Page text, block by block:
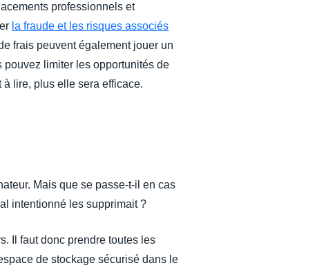
professionnels et
la fraude et les risques associés
frais peuvent également jouer un
limiter les opportunités de
lire, plus elle sera efficace.
Mais que se passe-t-il en cas
intentionné les supprimait ?
Il faut donc prendre toutes les
de stockage sécurisé dans le